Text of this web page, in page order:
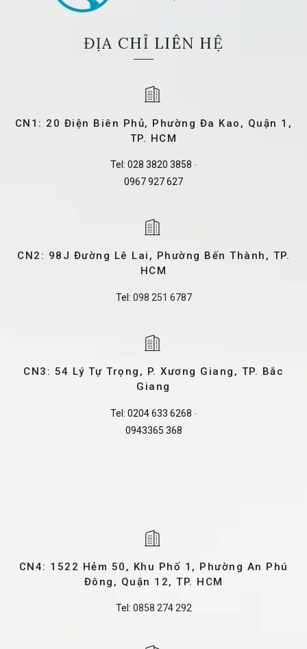
ĐỊA CHỈ LIÊN HỆ
CN1: 20 Điện Biên Phủ, Phường Đa Kao, Quận 1,
TP. HCM
Tel: 028 3820 3858 -
0967 927 627
CN2: 98J Đường Lê Lai, Phường Bến Thành, TP.
HCM
Tel: 098 251 6787
CN3: 54 Lý Tự Trọng, P. Xương Giang, TP. Bắc
Giang
Tel: 0204 633 6268 -
0943365 368
CN4: 1522 Hẻm 50, Khu Phố 1, Phường An Phú
Đông, Quận 12, TP. HCM
Tel: 0858 274 292